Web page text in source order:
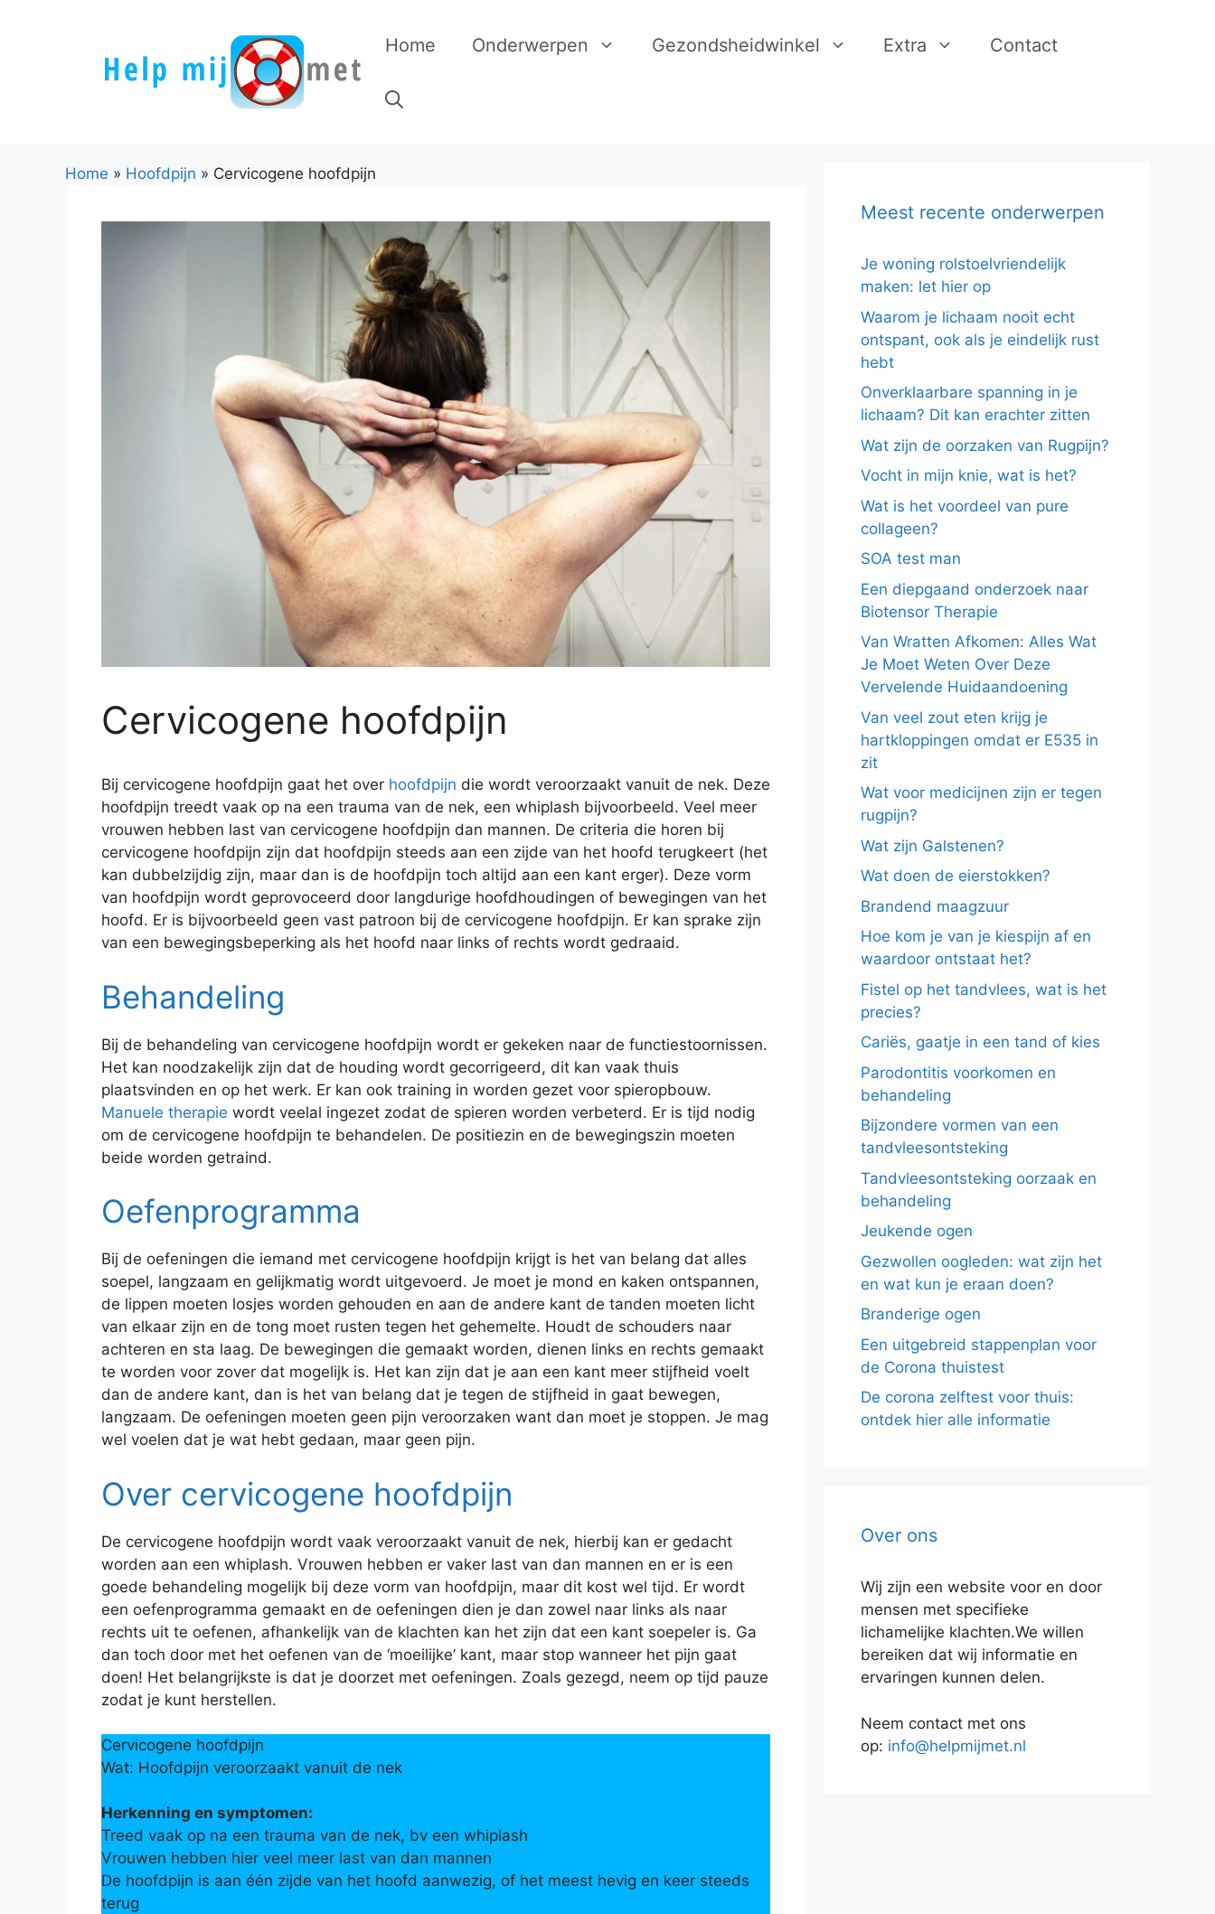
Home Onderwerpen Gezondsheidwinkel Extra Contact
Home » Hoofdpijn » Cervicogene hoofdpijn
Cervicogene hoofdpijn
Bij cervicogene hoofdpijn gaat het over hoofdpijn die wordt veroorzaakt vanuit de nek. Deze
hoofdpijn treedt vaak op na een trauma van de nek, een whiplash bijvoorbeeld. Veel meer
vrouwen hebben last van cervicogene hoofdpijn dan mannen. De criteria die horen bij
cervicogene hoofdpijn zijn dat hoofdpijn steeds aan een zijde van het hoofd terugkeert (het
kan dubbelzijdig zijn, maar dan is de hoofdpijn toch altijd aan een kant erger). Deze vorm
van hoofdpijn wordt geprovoceerd door langdurige hoofdhoudingen of bewegingen van het
hoofd. Er is bijvoorbeeld geen vast patroon bij de cervicogene hoofdpijn. Er kan sprake zijn
van een bewegingsbeperking als het hoofd naar links of rechts wordt gedraaid.
Behandeling
Bij de behandeling van cervicogene hoofdpijn wordt er gekeken naar de functiestoornissen.
Het kan noodzakelijk zijn dat de houding wordt gecorrigeerd, dit kan vaak thuis
plaatsvinden en op het werk. Er kan ook training in worden gezet voor spieropbouw.
Manuele therapie wordt veelal ingezet zodat de spieren worden verbeterd. Er is tijd nodig
om de cervicogene hoofdpijn te behandelen. De positiezin en de bewegingszin moeten
beide worden getraind.
Oefenprogramma
Bij de oefeningen die iemand met cervicogene hoofdpijn krijgt is het van belang dat alles
soepel, langzaam en gelijkmatig wordt uitgevoerd. Je moet je mond en kaken ontspannen,
de lippen moeten losjes worden gehouden en aan de andere kant de tanden moeten licht
van elkaar zijn en de tong moet rusten tegen het gehemelte. Houdt de schouders naar
achteren en sta laag. De bewegingen die gemaakt worden, dienen links en rechts gemaakt
te worden voor zover dat mogelijk is. Het kan zijn dat je aan een kant meer stijfheid voelt
dan de andere kant, dan is het van belang dat je tegen de stijfheid in gaat bewegen,
langzaam. De oefeningen moeten geen pijn veroorzaken want dan moet je stoppen. Je mag
wel voelen dat je wat hebt gedaan, maar geen pijn.
Over cervicogene hoofdpijn
De cervicogene hoofdpijn wordt vaak veroorzaakt vanuit de nek, hierbij kan er gedacht
worden aan een whiplash. Vrouwen hebben er vaker last van dan mannen en er is een
goede behandeling mogelijk bij deze vorm van hoofdpijn, maar dit kost wel tijd. Er wordt
een oefenprogramma gemaakt en de oefeningen dien je dan zowel naar links als naar
rechts uit te oefenen, afhankelijk van de klachten kan het zijn dat een kant soepeler is. Ga
dan toch door met het oefenen van de ‘moeilijke’ kant, maar stop wanneer het pijn gaat
doen! Het belangrijkste is dat je doorzet met oefeningen. Zoals gezegd, neem op tijd pauze
zodat je kunt herstellen.
Cervicogene hoofdpijn
Wat: Hoofdpijn veroorzaakt vanuit de nek
Herkenning en symptomen:
Treed vaak op na een trauma van de nek, bv een whiplash
Vrouwen hebben hier veel meer last van dan mannen
De hoofdpijn is aan één zijde van het hoofd aanwezig, of het meest hevig en keer steeds
terug
Meest recente onderwerpen
Je woning rolstoelvriendelijk
maken: let hier op
Waarom je lichaam nooit echt
ontspant, ook als je eindelijk rust
hebt
Onverklaarbare spanning in je
lichaam? Dit kan erachter zitten
Wat zijn de oorzaken van Rugpijn?
Vocht in mijn knie, wat is het?
Wat is het voordeel van pure
collageen?
SOA test man
Een diepgaand onderzoek naar
Biotensor Therapie
Van Wratten Afkomen: Alles Wat
Je Moet Weten Over Deze
Vervelende Huidaandoening
Van veel zout eten krijg je
hartkloppingen omdat er E535 in
zit
Wat voor medicijnen zijn er tegen
rugpijn?
Wat zijn Galstenen?
Wat doen de eierstokken?
Brandend maagzuur
Hoe kom je van je kiespijn af en
waardoor ontstaat het?
Fistel op het tandvlees, wat is het
precies?
Cariës, gaatje in een tand of kies
Parodontitis voorkomen en
behandeling
Bijzondere vormen van een
tandvleesontsteking
Tandvleesontsteking oorzaak en
behandeling
Jeukende ogen
Gezwollen oogleden: wat zijn het
en wat kun je eraan doen?
Branderige ogen
Een uitgebreid stappenplan voor
de Corona thuistest
De corona zelftest voor thuis:
ontdek hier alle informatie
Over ons
Wij zijn een website voor en door
mensen met specifieke
lichamelijke klachten.We willen
bereiken dat wij informatie en
ervaringen kunnen delen.
Neem contact met ons
op: info@helpmijmet.nl